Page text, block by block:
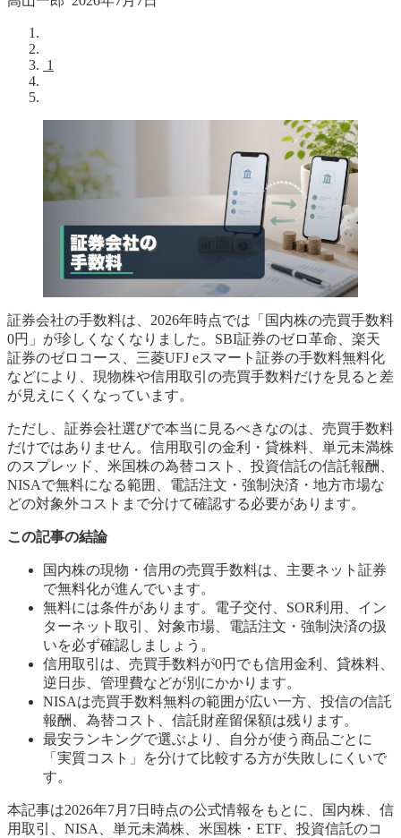
1
証券会社の手数料は、2026年時点では「国内株の売買手数料
0円」が珍しくなくなりました。SBI証券のゼロ革命、楽天
証券のゼロコース、三菱UFJ eスマート証券の手数料無料化
などにより、現物株や信用取引の売買手数料だけを見ると差
が見えにくくなっています。
ただし、証券会社選びで本当に見るべきなのは、売買手数料
だけではありません。信用取引の金利・貸株料、単元未満株
のスプレッド、米国株の為替コスト、投資信託の信託報酬、
NISAで無料になる範囲、電話注文・強制決済・地方市場な
どの対象外コストまで分けて確認する必要があります。
この記事の結論
国内株の現物・信用の売買手数料は、主要ネット証券
で無料化が進んでいます。
無料には条件があります。電子交付、SOR利用、イン
ターネット取引、対象市場、電話注文・強制決済の扱
いを必ず確認しましょう。
信用取引は、売買手数料が0円でも信用金利、貸株料、
逆日歩、管理費などが別にかかります。
NISAは売買手数料無料の範囲が広い一方、投信の信託
報酬、為替コスト、信託財産留保額は残ります。
最安ランキングで選ぶより、自分が使う商品ごとに
「実質コスト」を分けて比較する方が失敗しにくいで
す。
本記事は2026年7月7日時点の公式情報をもとに、国内株、信
用取引、NISA、単元未満株、米国株・ETF、投資信託のコ